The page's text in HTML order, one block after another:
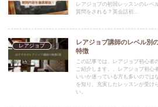
レアジョブの初回レッスンのレベ
質問をされる？英会話初...
レアジョブ
レアジョブ講師のレベル別
特徴
この記事では、レアジョブ初心者
ご紹介します。、レアジョブ初心
いいか迷っている方も多いのでは
を知り、充実したレッスンが受け
い。